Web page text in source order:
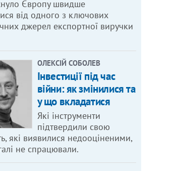
Європу швидше
від одного з ключових
джерел експортної виручки
ОЛЕКСІЙ СОБОЛЕВ
Інвестиції під час
війни: як змінилися та
у що вкладатися
Які інструменти
підтвердили свою
які виявилися недооціненими,
не спрацювали.